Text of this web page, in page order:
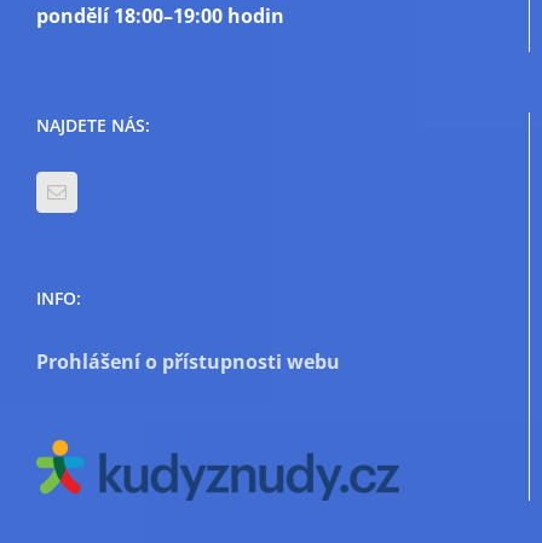
pondělí18:00–19:00 hodin
NAJDETE NÁS:
INFO:
Prohlášení o přístupnosti webu